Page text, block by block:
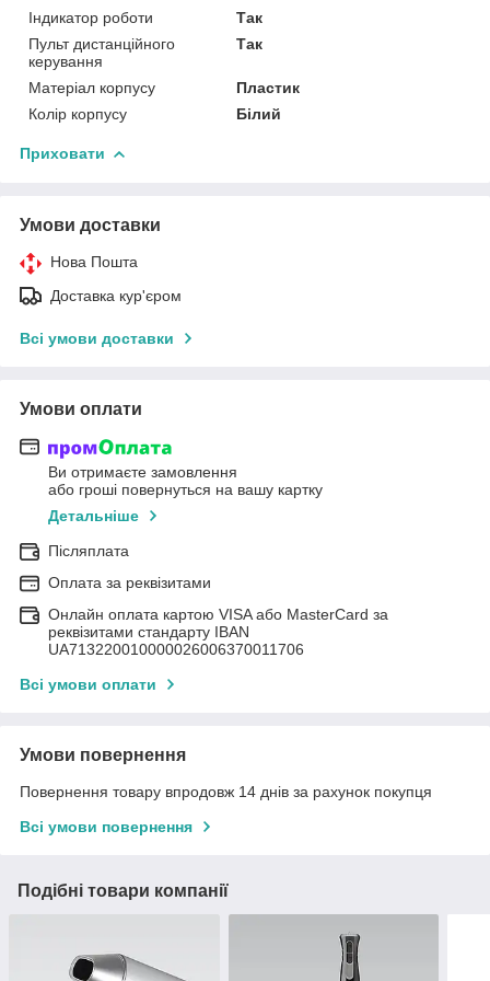
Індикатор роботи
Так
Пульт дистанційного
керування
Так
Матеріал корпусу
Пластик
Колір корпусу
Білий
Приховати
Умови доставки
Нова Пошта
Доставка кур'єром
Всі умови доставки
Умови оплати
Ви отримаєте замовлення
або гроші повернуться на вашу картку
Детальніше
Післяплата
Оплата за реквізитами
Онлайн оплата картою VISA або MasterCard за
реквізитами стандарту IBAN
UA713220010000026006370011706
Всі умови оплати
Умови повернення
Повернення товару впродовж 14 днів за рахунок покупця
Всі умови повернення
Подібні товари компанії